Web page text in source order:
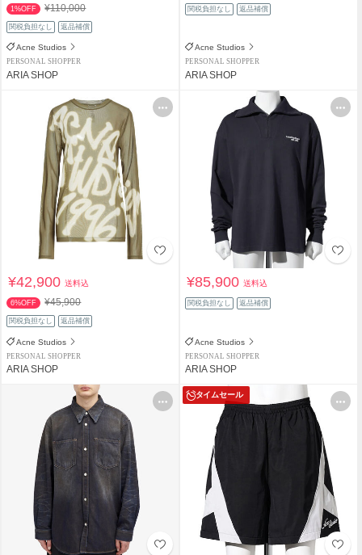
1%OFF ¥110,000
関税負担なし 返品補償
Acne Studios
PERSONAL SHOPPER
ARIA SHOP
関税負担なし 返品補償
Acne Studios
PERSONAL SHOPPER
ARIA SHOP
¥42,900送料込
6%OFF ¥45,900
関税負担なし 返品補償
Acne Studios
PERSONAL SHOPPER
ARIA SHOP
¥85,900送料込
関税負担なし 返品補償
Acne Studios
PERSONAL SHOPPER
ARIA SHOP
タイムセール